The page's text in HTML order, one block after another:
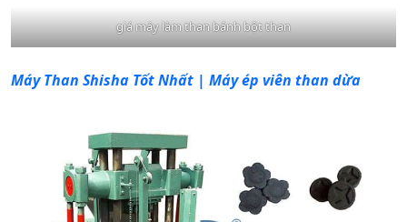
giá máy làm than bánh bột than
Máy Than Shisha Tốt Nhất | Máy ép viên than dừa